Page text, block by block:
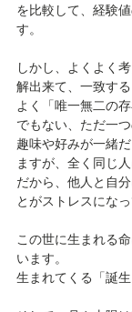
を比較して、経験
す。
しかし、よくよく
解出来て、一致す
よく「唯一無二の
でもない、ただ一
趣味や好みが一緒
ますが、全く同じ人
だから、他人と自
とがストレスにな
この世に生まれる
います。
生まれてくる「誕